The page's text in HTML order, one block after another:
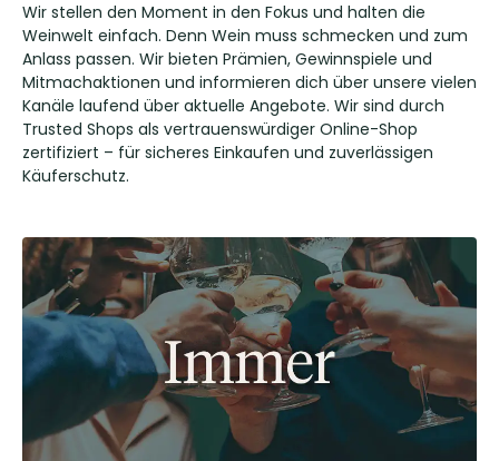
Wir stellen den Moment in den Fokus und halten die
Weinwelt einfach. Denn Wein muss schmecken und zum
Anlass passen. Wir bieten Prämien, Gewinnspiele und
Mitmachaktionen und informieren dich über unsere vielen
Kanäle laufend über aktuelle Angebote. Wir sind durch
Trusted Shops als vertrauenswürdiger Online-Shop
zertifiziert – für sicheres Einkaufen und zuverlässigen
Käuferschutz.